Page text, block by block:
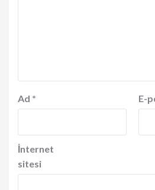
Ad * E-
İnternet
sitesi